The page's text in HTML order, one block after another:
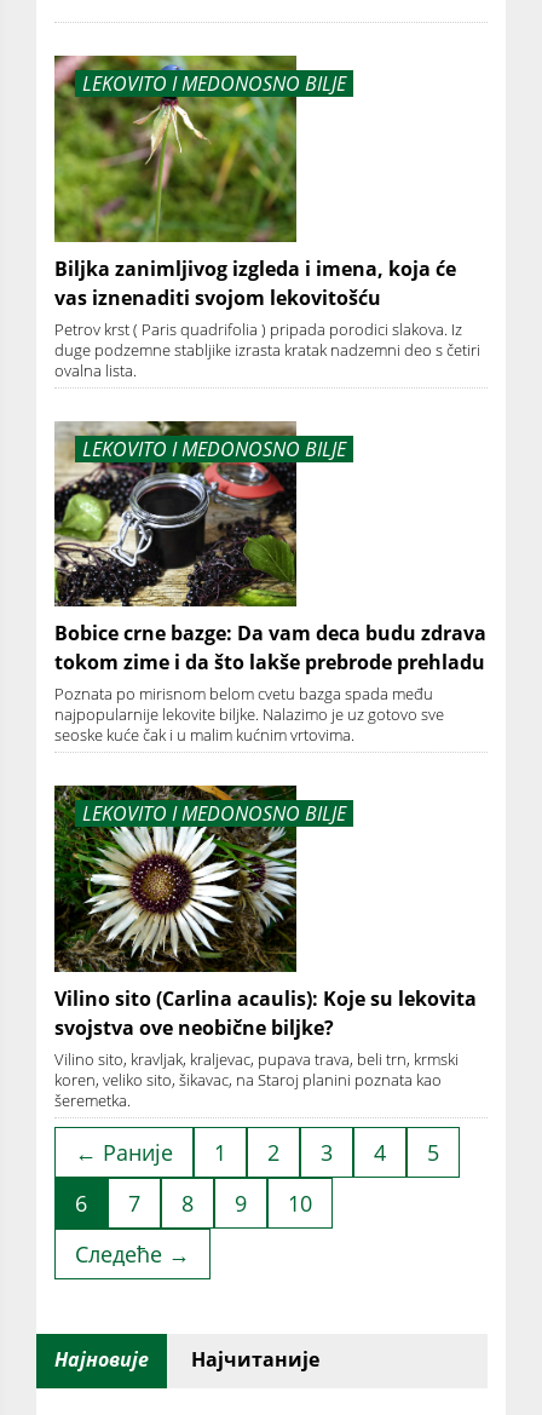
LEKOVITO I MEDONOSNO BILJE
Biljka zanimljivog izgleda i imena, koja će
vas iznenaditi svojom lekovitošću
Petrov krst ( Paris quadrifolia ) pripada porodici slakova. Iz
duge podzemne stabljike izrasta kratak nadzemni deo s četiri
ovalna lista.
LEKOVITO I MEDONOSNO BILJE
Bobice crne bazge: Da vam deca budu zdrava
tokom zime i da što lakše prebrode prehladu
Poznata po mirisnom belom cvetu bazga spada među
najpopularnije lekovite biljke. Nalazimo je uz gotovo sve
seoske kuće čak i u malim kućnim vrtovima.
LEKOVITO I MEDONOSNO BILJE
Vilino sito (Carlina acaulis): Koje su lekovita
svojstva ove neobične biljke?
Vilino sito, kravljak, kraljevac, pupava trava, beli trn, krmski
koren, veliko sito, šikavac, na Staroj planini poznata kao
šeremetka.
← Раније 1 2 3 4
5
6
7 8 9
10
Следеће →
Најновије Најчитаније